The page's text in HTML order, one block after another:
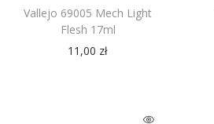
Vallejo 69005 Mech Light
Flesh 17ml
11,00 zł